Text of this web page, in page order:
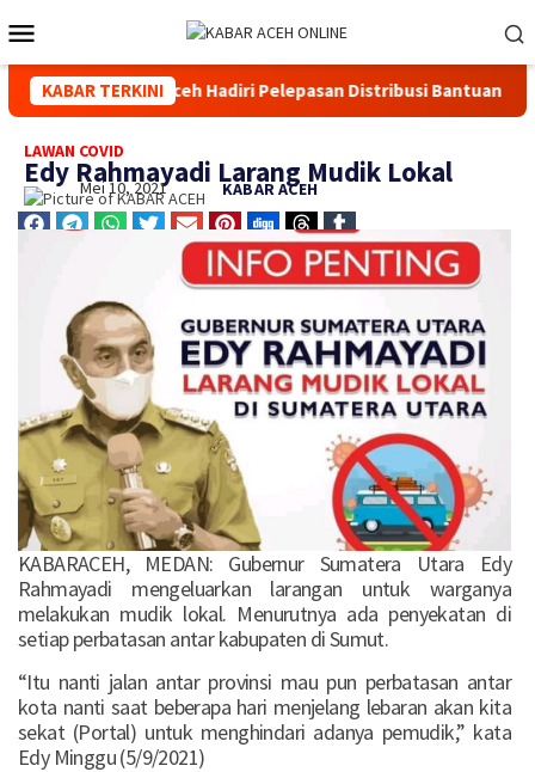
KABAR TERKINI
Kapolda Aceh Hadiri Pelepasan Distribusi Bantuan
LAWAN COVID
Edy Rahmayadi Larang Mudik Lokal
KABAR ACEH
Mei 10, 2021
KABARACEH, MEDAN: Gubernur Sumatera Utara Edy
Rahmayadi mengeluarkan larangan untuk warganya
melakukan mudik lokal. Menurutnya ada penyekatan di
setiap perbatasan antar kabupaten di Sumut.
“Itu nanti jalan antar provinsi mau pun perbatasan antar
kota nanti saat beberapa hari menjelang lebaran akan kita
sekat (Portal) untuk menghindari adanya pemudik,” kata
Edy Minggu (5/9/2021)